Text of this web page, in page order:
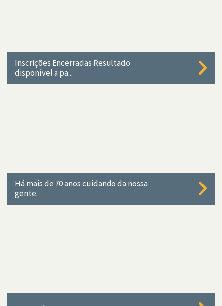
Inscrições Encerradas Resultado
disponível a pa...
Há mais de 70 anos cuidando da nossa
gente.